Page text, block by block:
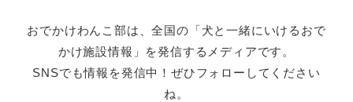
おでかけわんこ部は、全国の「犬と一緒にいけるおで
かけ施設情報」を発信するメディアです。
SNSでも情報を発信中！ぜひフォローしてください
ね。